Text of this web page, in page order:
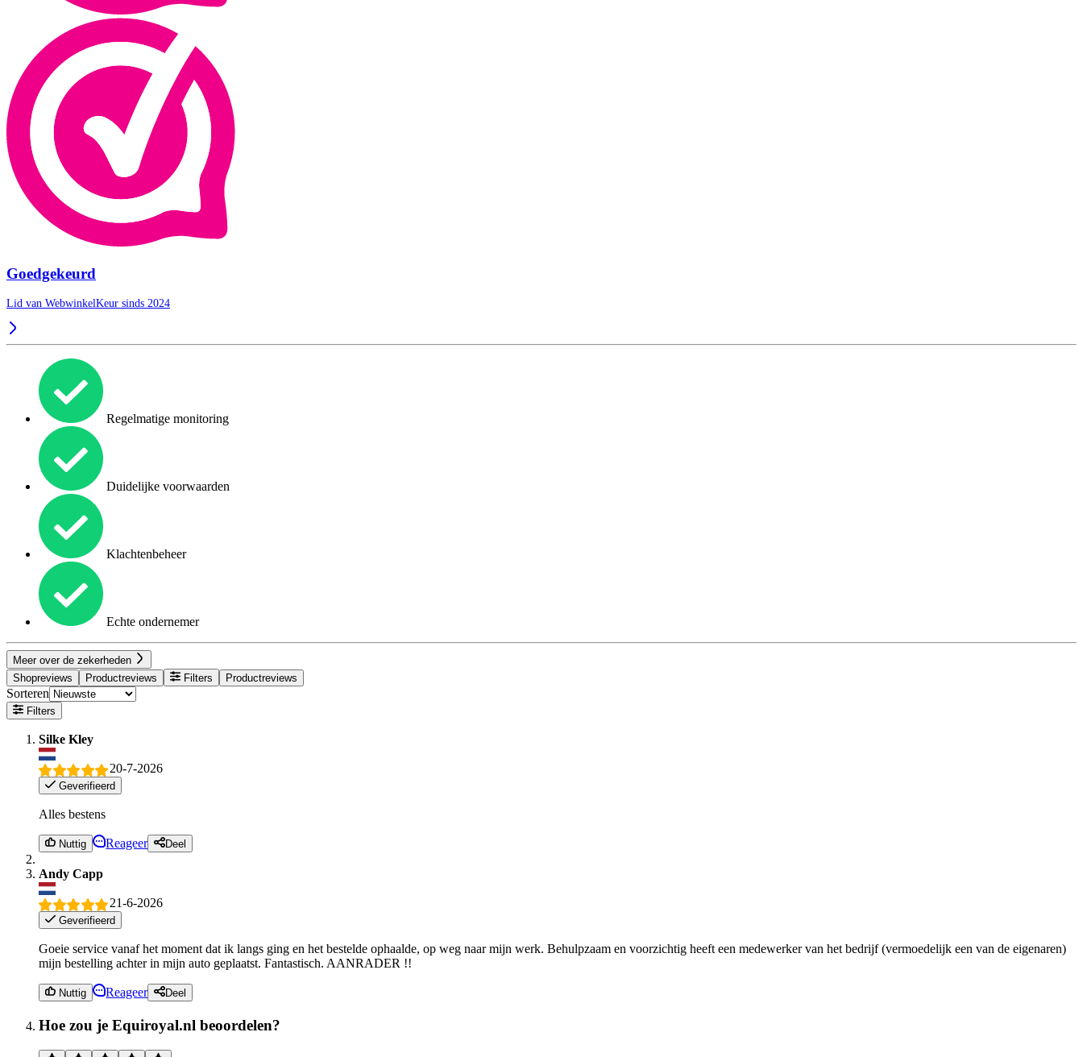
Goedgekeurd
Lid van WebwinkelKeur sinds 2024
Regelmatige monitoring
Duidelijke voorwaarden
Klachtenbeheer
Echte ondernemer
Meer over de zekerheden
Shopreviews
Productreviews Filters Productreviews
Sorteren
Filters
Silke Kley
20-7-2026
Geverifieerd
Alles bestens
Nuttig Reageer Deel
Andy Capp
21-6-2026
Geverifieerd
Goeie service vanaf het moment dat ik langs ging en het bestelde ophaalde, op weg naar mijn werk. Behulpzaam en voorzichtig heeft een medewerker van het bedrijf (vermoedelijk een van de eigenaren)
mijn bestelling achter in mijn auto geplaatst. Fantastisch. AANRADER !!
Nuttig Reageer Deel
Hoe zou je Equiroyal.nl beoordelen?